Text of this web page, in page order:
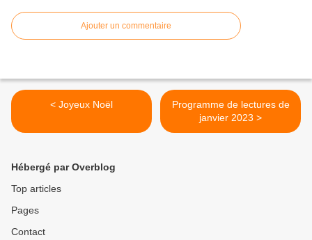
Ajouter un commentaire
< Joyeux Noël
Programme de lectures de
janvier 2023 >
Hébergé par Overblog
Top articles
Pages
Contact